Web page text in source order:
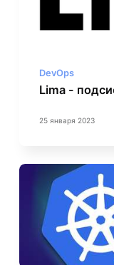
DevOps
Lima -
25 января 2023